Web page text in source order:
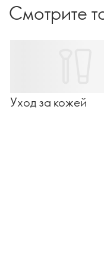
Смотрите
Уход за кожей